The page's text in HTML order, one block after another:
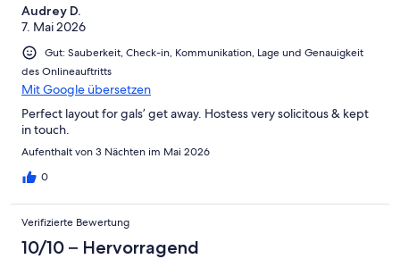
Audrey D.
7. Mai 2026
Gut: Sauberkeit, Check-in, Kommunikation, Lage und Genauigkeit
des Onlineauftritts
Mit Google übersetzen
Perfect layout for gals’ get away. Hostess very solicitous & kept
in touch.
Aufenthalt von 3 Nächten im Mai 2026
0
Verifizierte Bewertung
10/10 – Hervorragend